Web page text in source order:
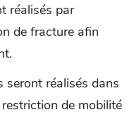
réalisés par
de fracture afin
seront réalisés dans
de mobilité